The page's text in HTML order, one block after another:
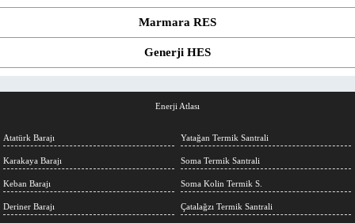
Marmara RES
Generji HES
Enerji Atlası
Atatürk Barajı
Karakaya Barajı
Keban Barajı
Deriner Barajı
Yatağan Termik Santrali
Soma Termik Santrali
Soma Kolin Termik S.
Çatalağzı Termik Santrali